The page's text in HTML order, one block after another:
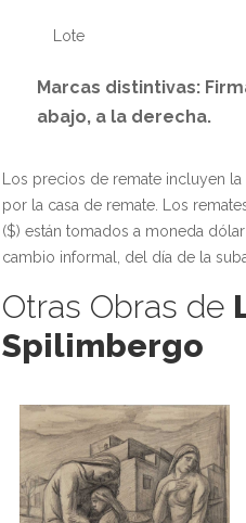
Lote
Marcas distintivas:
abajo, a la derecha.
Los precios de remate incluyen
por la casa de remate. Los
($) están tomados a moneda
cambio informal, del día de la
Otras Obras de
Spilimbergo